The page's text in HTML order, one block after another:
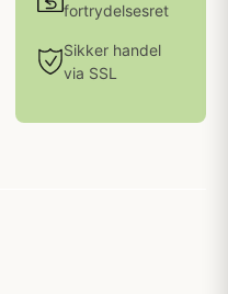
fortrydelsesret
Sikker handel
via SSL